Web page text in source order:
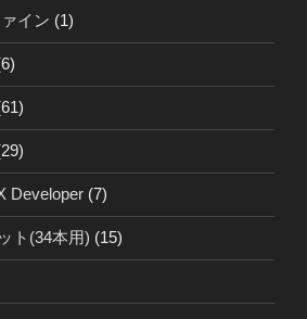
イン (1)
Developer (7)
ト(34本用) (15)